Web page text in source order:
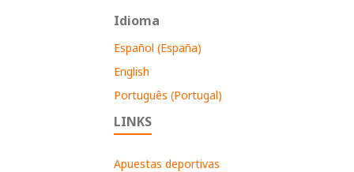
Idioma
Español (España)
English
Português (Portugal)
LINKS
Apuestas deportivas